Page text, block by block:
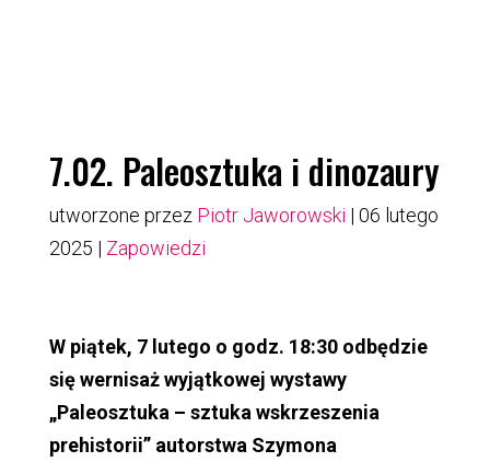
7.02. Paleosztuka i dinozaury
utworzone przez Piotr Jaworowski | 06 lutego
2025 | Zapowiedzi
W piątek, 7 lutego o godz. 18:30 odbędzie
się wernisaż wyjątkowej wystawy
„Paleosztuka – sztuka wskrzeszenia
prehistorii” autorstwa Szymona